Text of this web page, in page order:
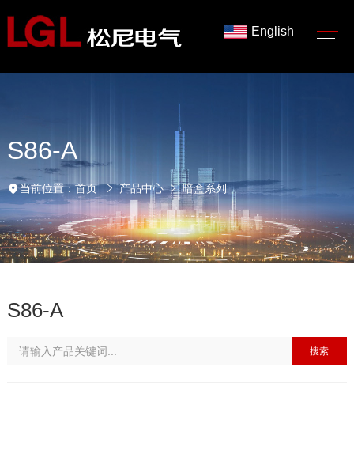
English
S86-A
当前位置：首页 产品中心 暗盒系列
S86-A
搜索